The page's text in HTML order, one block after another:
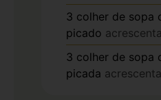
3 colher de sopa
picado
3 colher de sopa
picada